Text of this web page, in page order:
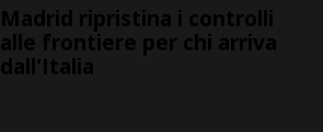
Madrid ripristina i controlli
alle frontiere per chi arriva
dall'Italia